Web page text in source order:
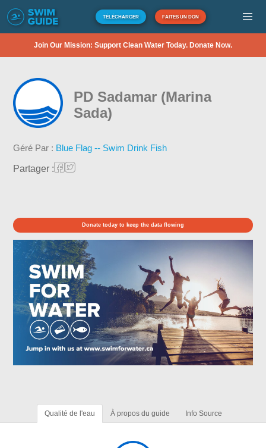
TÉLÉCHARGER FAITES UN DON
Join Our Mission: Support Clean Water Today. Donate Now.
PD Sadamar (Marina
Sada)
Géré Par : Blue Flag -- Swim Drink Fish
Partager :
Donate today to keep the data flowing
Qualité de l'eau À propos du guide Info Source